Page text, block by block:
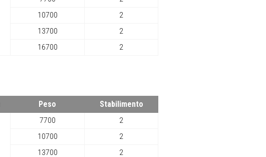
10700
2
13700
2
16700 2
Peso Stabilimento
7700
2
10700
2
13700
2